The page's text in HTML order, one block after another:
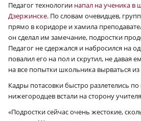
Педагог технологии напал на ученика в
Дзержинске. По словам очевидцев,
прямо в коридоре и хамила
он сделал им замечание, подростки
Педагог не сдержался и набросился на
повалил его на пол и скрутил, не давая
на все попытки школьника вырваться из
Кадры потасовки быстро разлетелись
нижегородцев встали на сторону
«Подростки сейчас очень жестокие,